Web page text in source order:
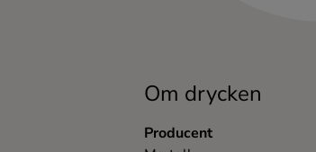
Om drycken
Producent